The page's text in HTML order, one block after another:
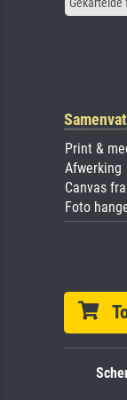
Print &
Afwerking
Canvas
Foto